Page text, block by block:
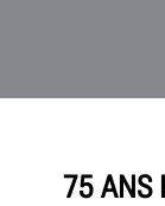
75 ANS